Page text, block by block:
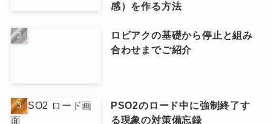
感）を作る方法
ロビアクの基礎から停止と組み
合わせまでご紹介
PSO2のロード中に強制終了す
る現象の対策備忘録